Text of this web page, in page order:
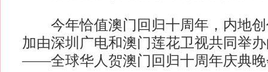
今年恰值澳门回归十周年，内地创
加由深圳广电和澳门莲花卫视共同举
——全球华人贺澳门回归十周年庆典晚